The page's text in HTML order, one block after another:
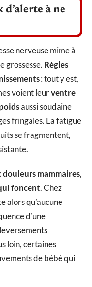
d’alerte à ne
nerveuse mime à
grossesse. Règles
: tout y est,
voient leurventre
aussi soudaine
fringales. La fatigue
se fragmentent,
douleurs mammaires,
foncent. Chez
alors qu’aucune
d’une
loin, certaines
de bébé qui